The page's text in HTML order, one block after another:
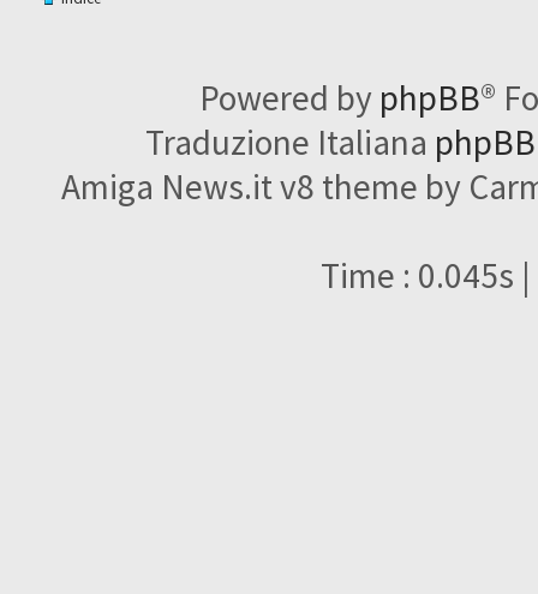
Powered by phpBB®
Traduzione Italiana
Amiga News.it v8 theme by
Time : 0.045s